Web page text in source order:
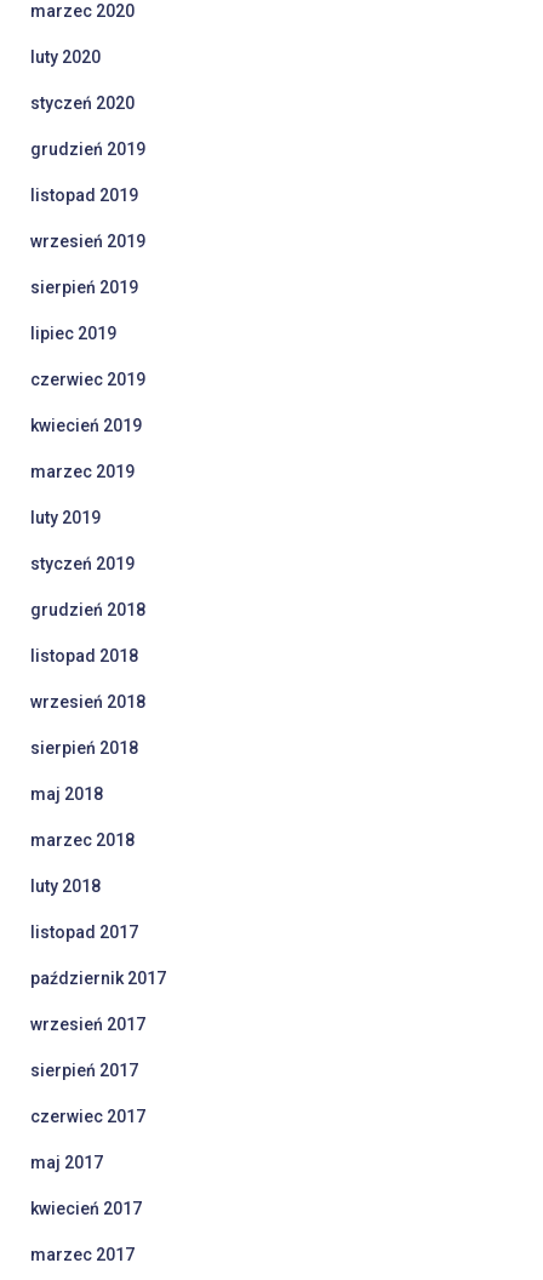
marzec 2020
luty 2020
styczeń 2020
grudzień 2019
listopad 2019
wrzesień 2019
sierpień 2019
lipiec 2019
czerwiec 2019
kwiecień 2019
marzec 2019
luty 2019
styczeń 2019
grudzień 2018
listopad 2018
wrzesień 2018
sierpień 2018
maj 2018
marzec 2018
luty 2018
listopad 2017
październik 2017
wrzesień 2017
sierpień 2017
czerwiec 2017
maj 2017
kwiecień 2017
marzec 2017